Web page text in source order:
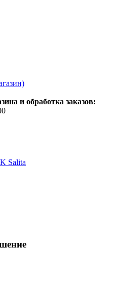
и обработка заказов: